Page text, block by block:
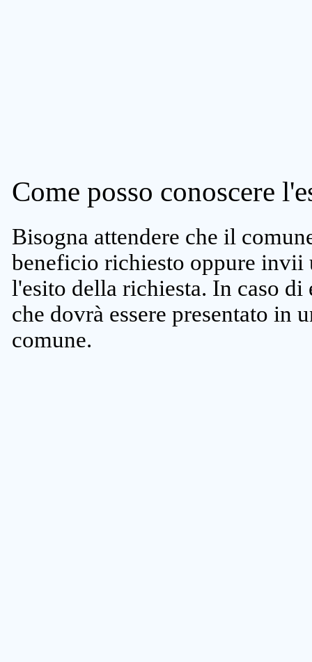
Come posso conoscere
Bisogna attendere che il
beneficio richiesto oppure invii
l'esito della richiesta. In caso
che dovrà essere presentato in
comune.